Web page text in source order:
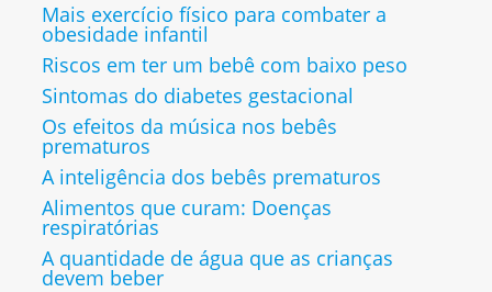
Mais exercício físico para combater a
obesidade infantil
Riscos em ter um bebê com baixo peso
Sintomas do diabetes gestacional
Os efeitos da música nos bebês
prematuros
A inteligência dos bebês prematuros
Alimentos que curam: Doenças
respiratórias
A quantidade de água que as crianças
devem beber